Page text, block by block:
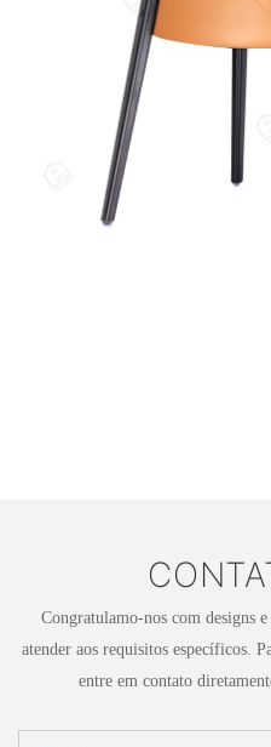
Congratulamo-nos com designs
atender aos requisitos específicos.
entre em contato